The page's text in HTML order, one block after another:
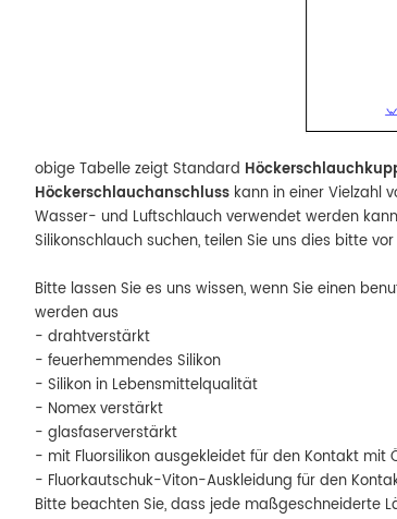
obige Tabelle zeigt Standard
Höckerschlauchanschluss kann in einer Vielzahl
Wasser- und Luftschlauch verwendet werden
Silikonschlauch suchen, teilen Sie uns dies bitte
Bitte lassen Sie es uns wissen, wenn Sie einen
werden aus
- drahtverstärkt
- feuerhemmendes Silikon
- Silikon in Lebensmittelqualität
- Nomex verstärkt
- glasfaserverstärkt
- mit Fluorsilikon ausgekleidet für den Kontakt mit
- Fluorkautschuk-Viton-Auskleidung für den
Bitte beachten Sie, dass jede maßgeschneiderte